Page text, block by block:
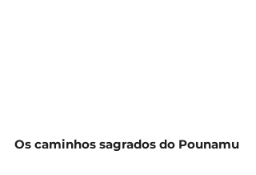
Os caminhos sagrados do Pounamu